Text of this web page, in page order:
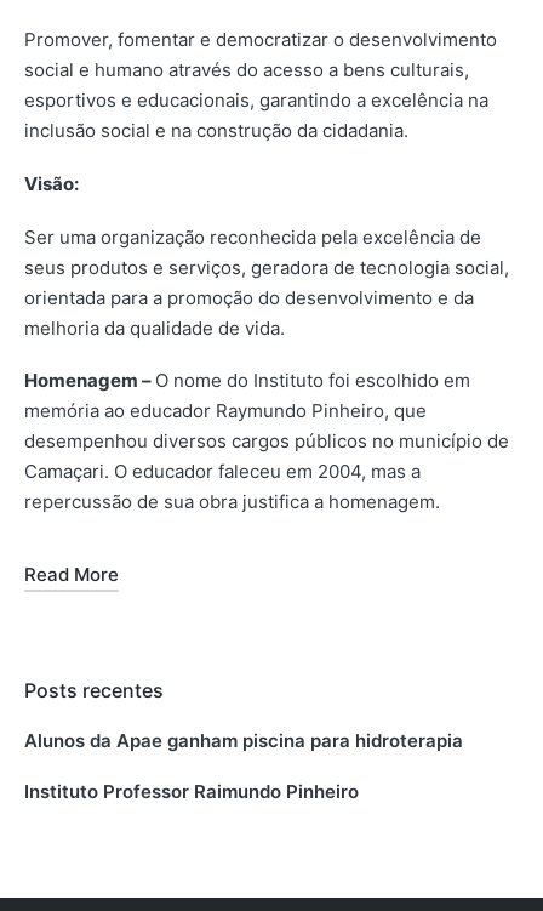
Promover, fomentar e democratizar o desenvolvimento
social e humano através do acesso a bens culturais,
esportivos e educacionais, garantindo a excelência na
inclusão social e na construção da cidadania.
Visão:
Ser uma organização reconhecida pela excelência de
seus produtos e serviços, geradora de tecnologia social,
orientada para a promoção do desenvolvimento e da
melhoria da qualidade de vida.
Homenagem – O nome do Instituto foi escolhido em
memória ao educador Raymundo Pinheiro, que
desempenhou diversos cargos públicos no município de
Camaçari. O educador faleceu em 2004, mas a
repercussão de sua obra justifica a homenagem.
Read More
Posts recentes
Alunos da Apae ganham piscina para hidroterapia
Instituto Professor Raimundo Pinheiro